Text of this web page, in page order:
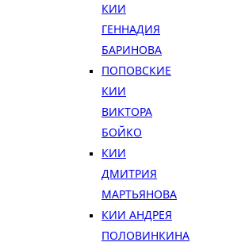
КИИ
ГЕННАДИЯ
БАРИНОВА
ПОПОВСКИЕ
КИИ
ВИКТОРА
БОЙКО
КИИ
ДМИТРИЯ
МАРТЬЯНОВА
КИИ АНДРЕЯ
ПОЛОВИНКИНА